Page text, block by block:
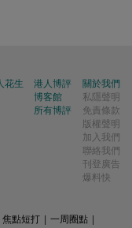
花生
港人博評
博客館
所有博評
關於我們
私隱聲明
免責條款
版權聲明
加入我們
聯絡我們
刊登廣告
爆料快
焦點短打 一周圈點